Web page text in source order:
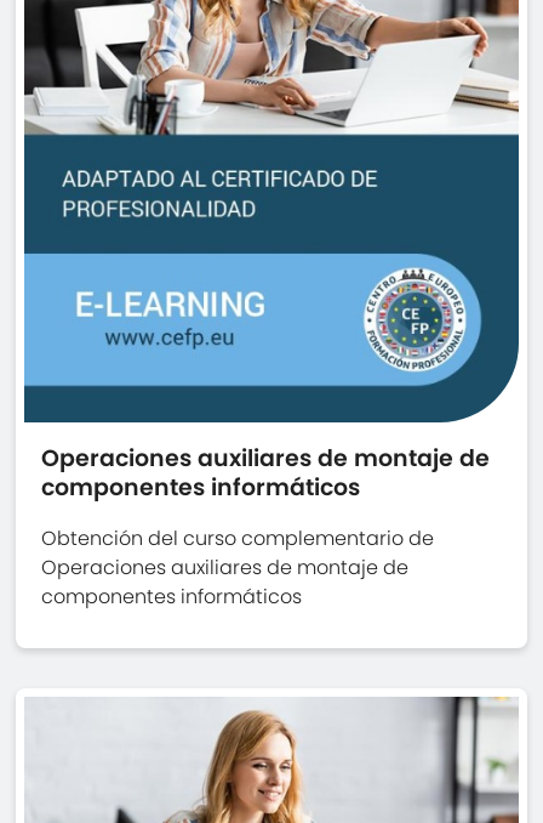
Operaciones auxiliares de montaje de
componentes informáticos
Obtención del curso complementario de
Operaciones auxiliares de montaje de
componentes informáticos